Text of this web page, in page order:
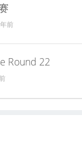
前
Round 22